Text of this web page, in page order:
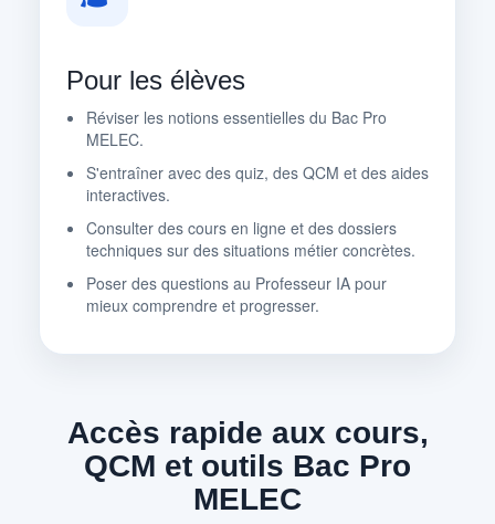
Pour les élèves
Réviser les notions essentielles du Bac Pro
MELEC.
S'entraîner avec des quiz, des QCM et des aides
interactives.
Consulter des cours en ligne et des dossiers
techniques sur des situations métier concrètes.
Poser des questions au Professeur IA pour
mieux comprendre et progresser.
Accès rapide aux cours,
QCM et outils Bac Pro
MELEC